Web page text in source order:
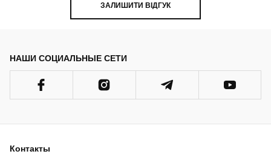
ЗАЛИШИТИ ВІДГУК
НАШИ СОЦИАЛЬНЫЕ СЕТИ
Контакты